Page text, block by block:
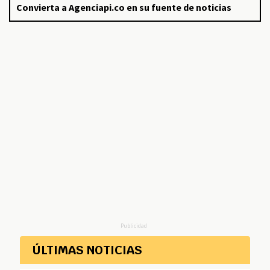
Convierta a Agenciapi.co en su fuente de noticias
Publicidad
ÚLTIMAS NOTICIAS